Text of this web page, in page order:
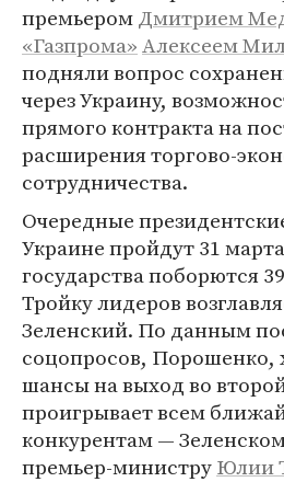
премьеромДмитрием
«Газпрома»Алексеем
подняли вопрос
через Украину,
прямого контракта на
расширения торгово-
сотрудничества.
Очередные
Украине пройдут 31
государства поборются
Тройку лидеров
Зеленский. По данным
соцопросов, Порошенко,
шансы на выход во
проигрывает всем
конкурентам —
премьер-министруЮлии